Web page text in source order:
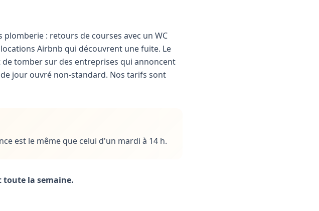
: retours de courses avec un WC
Airbnb qui découvrent une fuite. Le
tomber sur des entreprises qui annoncent
jour ouvré non-standard. Nos tarifs sont
est le même que celui d'un mardi à 14 h.
toute la semaine.